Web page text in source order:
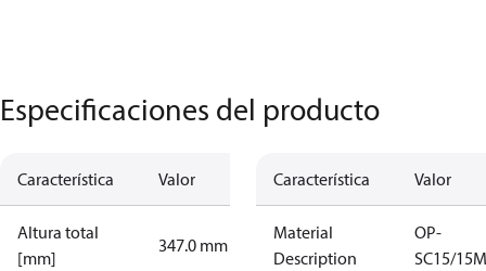
Especificaciones del producto
Característica Valor
Altura total
[mm]
347.0 mm
Característica Valor
Material
Description
OP-
SC15/